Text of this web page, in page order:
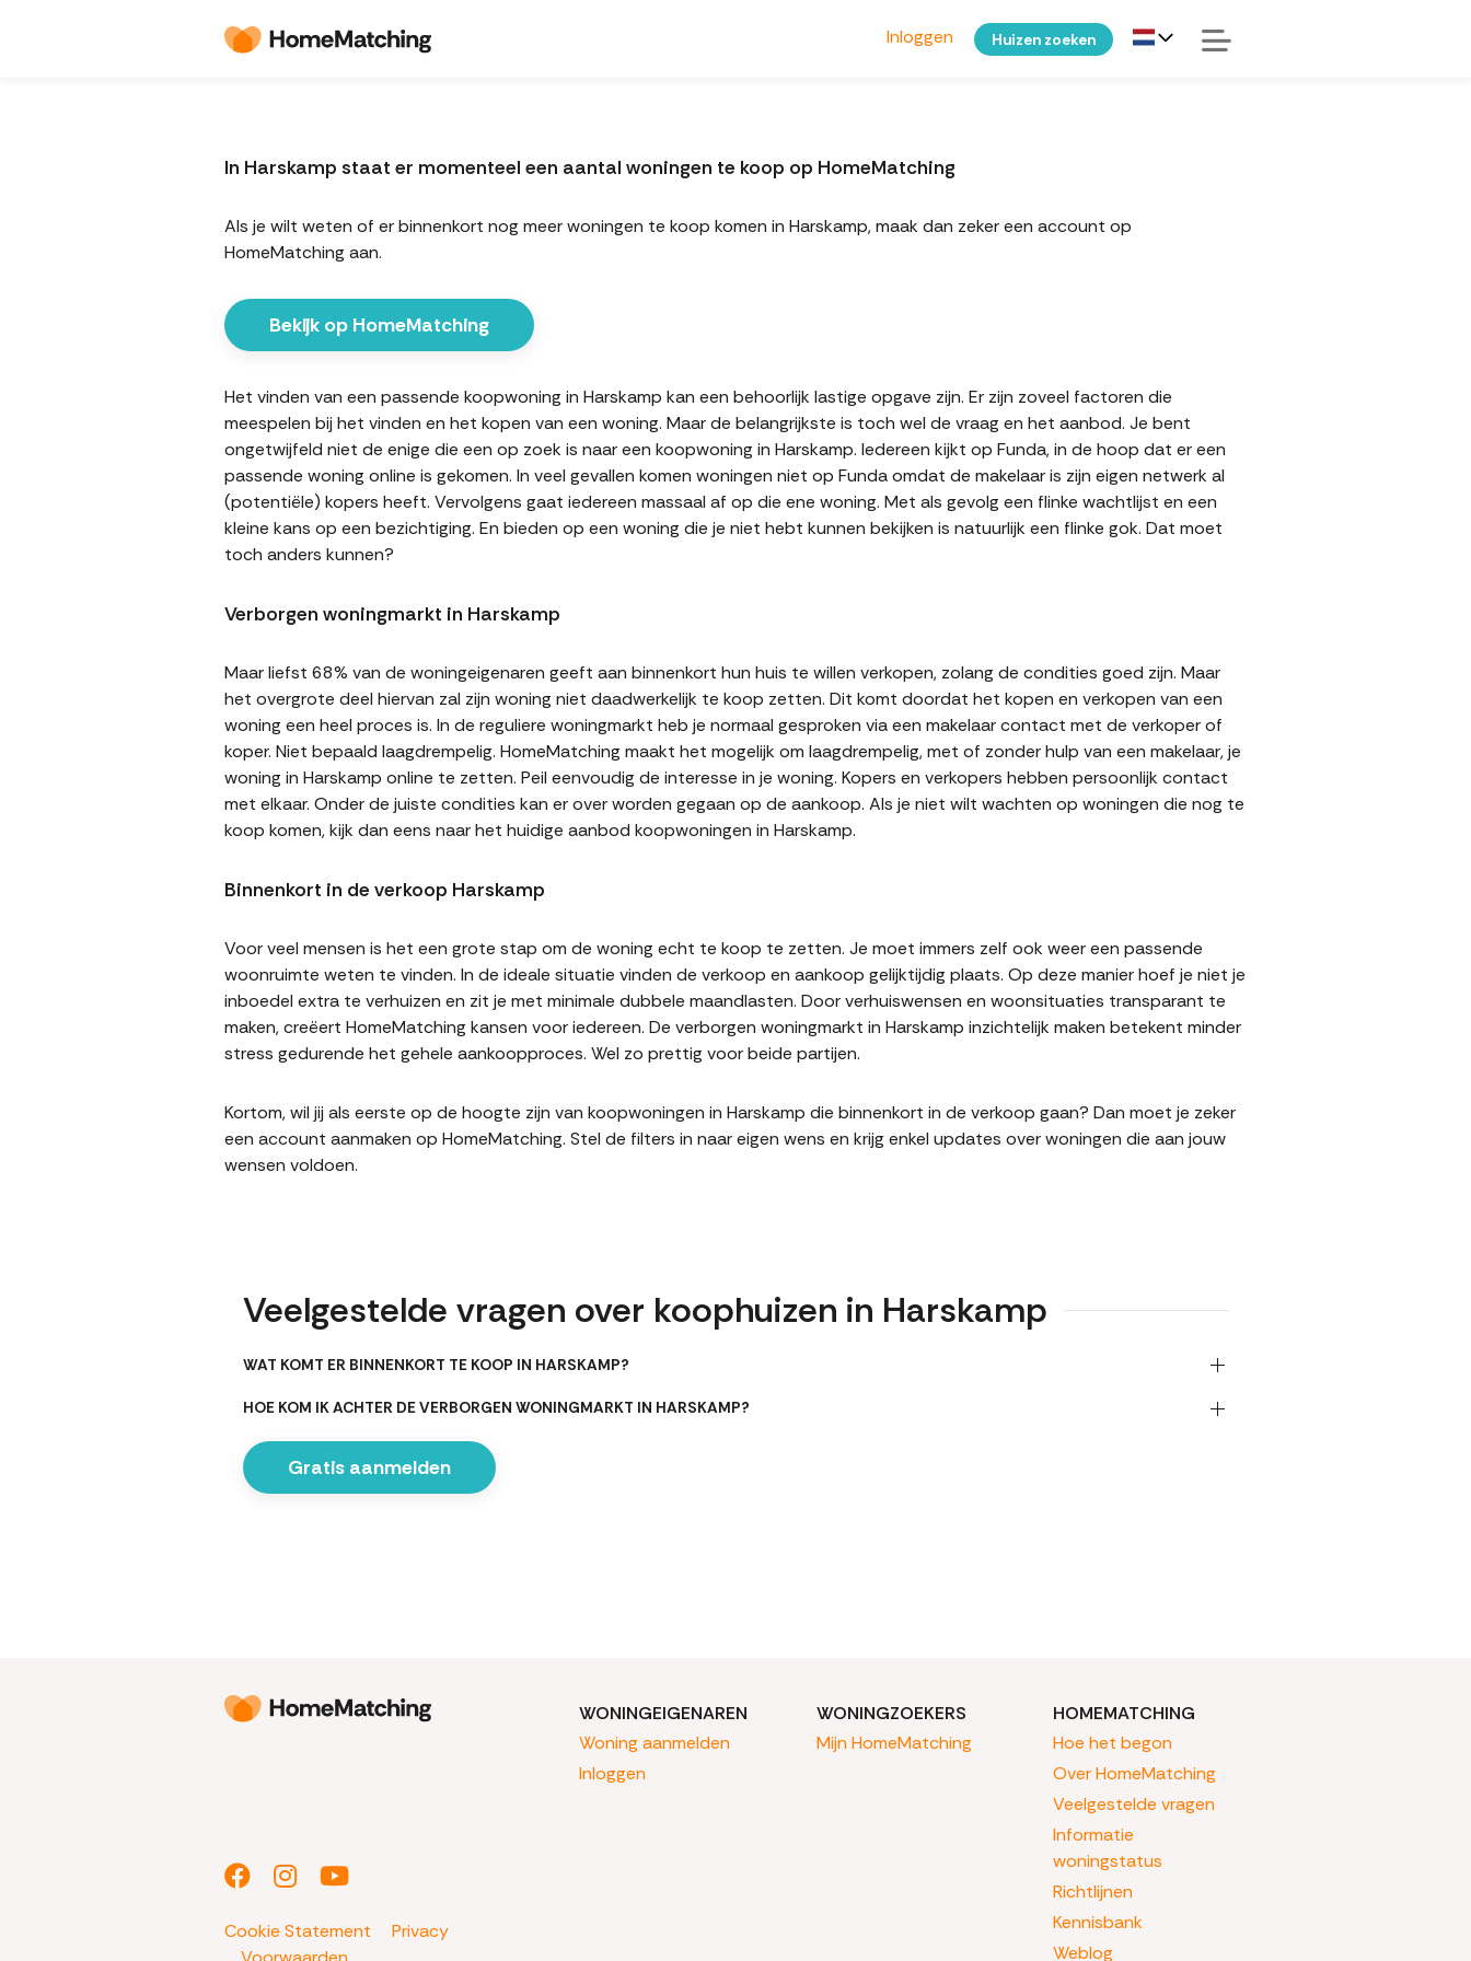
Inloggen Huizen zoeken
In Harskamp staat er momenteel een aantal woningen te koop op HomeMatching
Als je wilt weten of er binnenkort nog meer woningen te koop komen in Harskamp, maak dan zeker een account op
HomeMatching aan.
Bekijk op HomeMatching
Het vinden van een passende koopwoning in Harskamp kan een behoorlijk lastige opgave zijn. Er zijn zoveel factoren die
meespelen bij het vinden en het kopen van een woning. Maar de belangrijkste is toch wel de vraag en het aanbod. Je bent
ongetwijfeld niet de enige die een op zoek is naar een koopwoning in Harskamp. Iedereen kijkt op Funda, in de hoop dat er een
passende woning online is gekomen. In veel gevallen komen woningen niet op Funda omdat de makelaar is zijn eigen netwerk al
(potentiële) kopers heeft. Vervolgens gaat iedereen massaal af op die ene woning. Met als gevolg een flinke wachtlijst en een
kleine kans op een bezichtiging. En bieden op een woning die je niet hebt kunnen bekijken is natuurlijk een flinke gok. Dat moet
toch anders kunnen?
Verborgen woningmarkt in Harskamp
Maar liefst 68% van de woningeigenaren geeft aan binnenkort hun huis te willen verkopen, zolang de condities goed zijn. Maar
het overgrote deel hiervan zal zijn woning niet daadwerkelijk te koop zetten. Dit komt doordat het kopen en verkopen van een
woning een heel proces is. In de reguliere woningmarkt heb je normaal gesproken via een makelaar contact met de verkoper of
koper. Niet bepaald laagdrempelig. HomeMatching maakt het mogelijk om laagdrempelig, met of zonder hulp van een makelaar, je
woning in Harskamp online te zetten. Peil eenvoudig de interesse in je woning. Kopers en verkopers hebben persoonlijk contact
met elkaar. Onder de juiste condities kan er over worden gegaan op de aankoop. Als je niet wilt wachten op woningen die nog te
koop komen, kijk dan eens naar het huidige aanbod koopwoningen in Harskamp.
Binnenkort in de verkoop Harskamp
Voor veel mensen is het een grote stap om de woning echt te koop te zetten. Je moet immers zelf ook weer een passende
woonruimte weten te vinden. In de ideale situatie vinden de verkoop en aankoop gelijktijdig plaats. Op deze manier hoef je niet je
inboedel extra te verhuizen en zit je met minimale dubbele maandlasten. Door verhuiswensen en woonsituaties transparant te
maken, creëert HomeMatching kansen voor iedereen. De verborgen woningmarkt in Harskamp inzichtelijk maken betekent minder
stress gedurende het gehele aankoopproces. Wel zo prettig voor beide partijen.
Kortom, wil jij als eerste op de hoogte zijn van koopwoningen in Harskamp die binnenkort in de verkoop gaan? Dan moet je zeker
een account aanmaken op HomeMatching. Stel de filters in naar eigen wens en krijg enkel updates over woningen die aan jouw
wensen voldoen.
Veelgestelde vragen over koophuizen in Harskamp
WAT KOMT ER BINNENKORT TE KOOP IN HARSKAMP?
HOE KOM IK ACHTER DE VERBORGEN WONINGMARKT IN HARSKAMP?
Gratis aanmelden
Cookie Statement
Privacy
WONINGEIGENAREN
Woning aanmelden
Inloggen
WONINGZOEKERS
Mijn HomeMatching
HOMEMATCHING
Hoe het begon
Over HomeMatching
Veelgestelde vragen
Informatie
woningstatus
Richtlijnen
Kennisbank
Weblog